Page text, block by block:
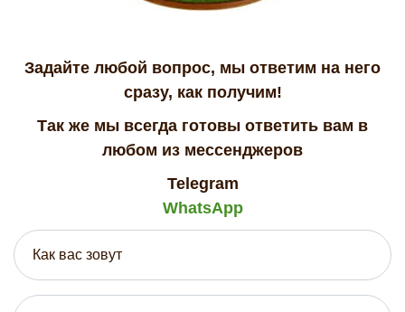
Задайте любой вопрос, мы ответим на него
сразу, как получим!
Так же мы всегда готовы ответить вам в
любом из мессенджеров
Telegram
WhatsApp